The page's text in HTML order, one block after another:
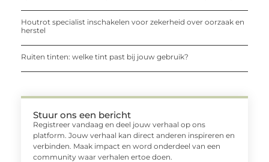
Houtrot specialist inschakelen voor zekerheid over oorzaak en
herstel
Ruiten tinten: welke tint past bij jouw gebruik?
Stuur ons een bericht
Registreer vandaag en deel jouw verhaal op ons
platform. Jouw verhaal kan direct anderen inspireren en
verbinden. Maak impact en word onderdeel van een
community waar verhalen ertoe doen.